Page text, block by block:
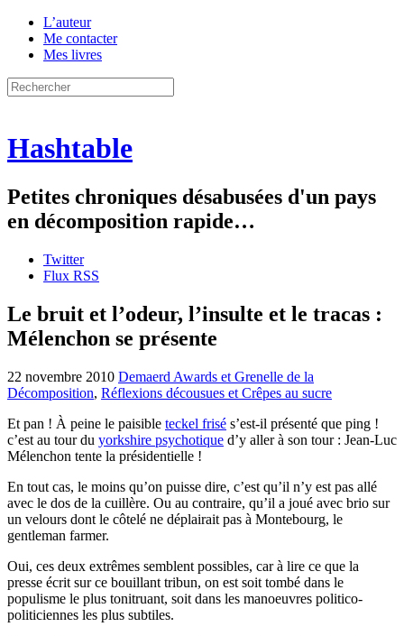
L’auteur
Me contacter
Mes livres
Hashtable
Petites chroniques désabusées d'un pays
en décomposition rapide…
Twitter
Flux RSS
Le bruit et l’odeur, l’insulte et le tracas :
Mélenchon se présente
22 novembre 2010 Demaerd Awards et Grenelle de la
Décomposition, Réflexions décousues et Crêpes au sucre
Et pan ! À peine le paisible teckel frisé s’est-il présenté que ping !
c’est au tour du yorkshire psychotique d’y aller à son tour : Jean-Luc
Mélenchon tente la présidentielle !
En tout cas, le moins qu’on puisse dire, c’est qu’il n’y est pas allé
avec le dos de la cuillère. Ou au contraire, qu’il a joué avec brio sur
un velours dont le côtelé ne déplairait pas à Montebourg, le
gentleman farmer.
Oui, ces deux extrêmes semblent possibles, car à lire ce que la
presse écrit sur ce bouillant tribun, on est soit tombé dans le
populisme le plus tonitruant, soit dans les manoeuvres politico-
politiciennes les plus subtiles.